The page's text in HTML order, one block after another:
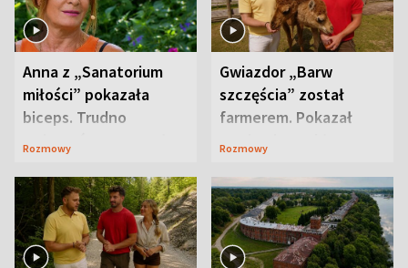
Anna z „Sanatorium
miłości” pokazała
biceps. Trudno
uwierzyć, co przeszła
Rozmowy
Gwiazdor „Barw
szczęścia” został
farmerem. Pokazał
swoje niezwykłe
Rozmowy